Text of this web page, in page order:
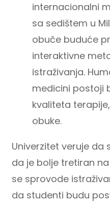
internacionalni
sa sedištem u
obuče buduće
interaktivne
istraživanja.
medicini postoji
kvaliteta
obuke.
Univerzitet veruje da
da je bolje tretiran
se sprovode
da studenti budu